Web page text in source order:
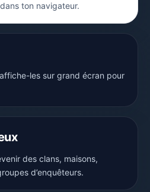
ton navigateur.
les sur grand écran pour
des clans, maisons,
d’enquêteurs.